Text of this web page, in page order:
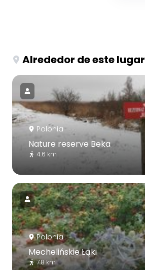
Alrededor de este lugar
Polonia
Nature reserve Beka
4.6 km
Polonia
Mechelińskie Łąki
7.8 km